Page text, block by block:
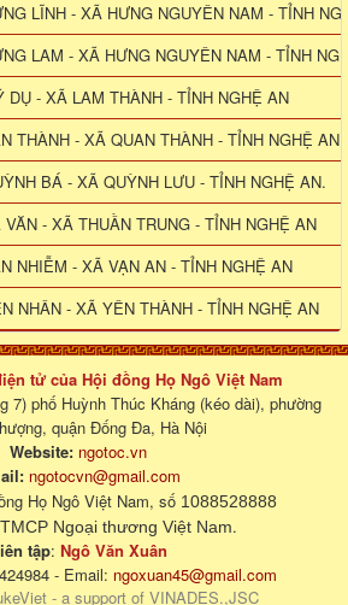
LĨNH - XÃ HƯNG NGUYÊN NAM - TỈNH
LAM - XÃ HƯNG NGUYÊN NAM - TỈNH
DỤ - XÃ LAM THÀNH - TỈNH NGHỆ AN
THÀNH - XÃ QUAN THÀNH - TỈNH NGHỆ AN
BÁ - XÃ QUỲNH LƯU - TỈNH NGHỆ AN.
- XÃ THUẦN TRUNG - TỈNH NGHỆ AN
NHIỄM - XÃ VẠN AN - TỈNH NGHỆ AN
NHÂN - XÃ YÊN THÀNH - TỈNH NGHỆ AN
tử của Hội đồng Họ Ngô Việt Nam
7) phố Huỳnh Thúc Kháng (kéo dài), phường
quận Đống Đa, Hà Nội
Website: ngotoc.vn
ngotocvn@gmail.com
Họ Ngô Việt Nam, số 1088528888
TMCP Ngoại thương Việt Nam.
tập: Ngô Văn Xuân
- Email: ngoxuan45@gmail.com
- a support of VINADES.,JSC